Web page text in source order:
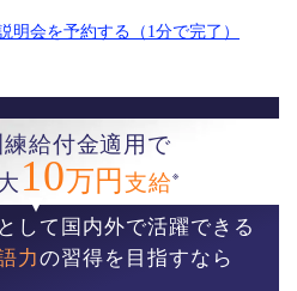
明会を予約する（1分で完了）
給付金適用で
10万円支給※
して国内外で活躍できる
力の習得を目指すなら